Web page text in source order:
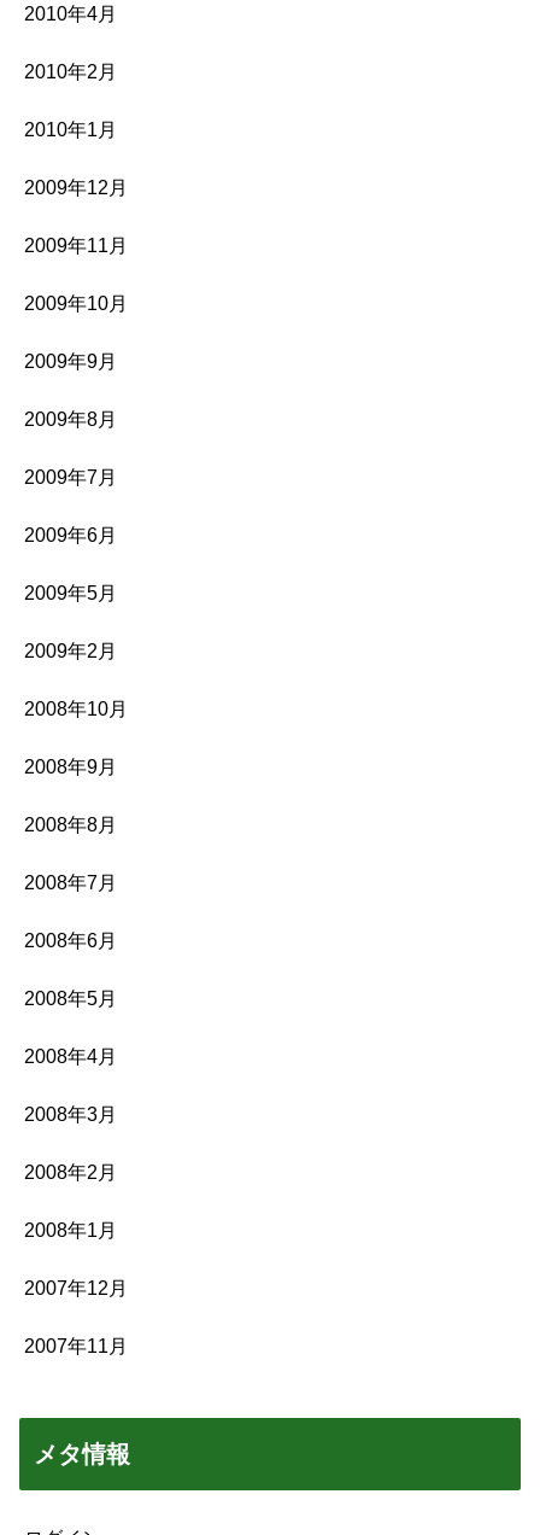
2010年4月
2010年2月
2010年1月
2009年12月
2009年11月
2009年10月
2009年9月
2009年8月
2009年7月
2009年6月
2009年5月
2009年2月
2008年10月
2008年9月
2008年8月
2008年7月
2008年6月
2008年5月
2008年4月
2008年3月
2008年2月
2008年1月
2007年12月
2007年11月
メタ情報